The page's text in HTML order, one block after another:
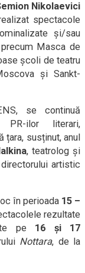
Nikolaevici
spectacole
și/sau
Masca de
școli de teatru
și Sankt-
se continuă
PR-ilor literari,
susținut, anul
, teatrolog și
artistic
în perioada 15 –
rezultate
pe 16 și 17
Nottara, de la